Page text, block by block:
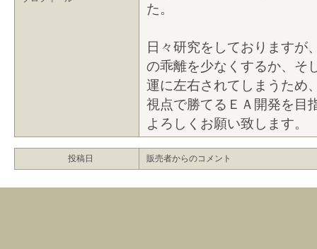
た。
日々研究をしておりますが
の乖離を少なくするか、そ
運に左右されてしまうため
視点で勝てるＥＡ開発を目
よろしくお願い致します。
投稿日 販売者からのコメント